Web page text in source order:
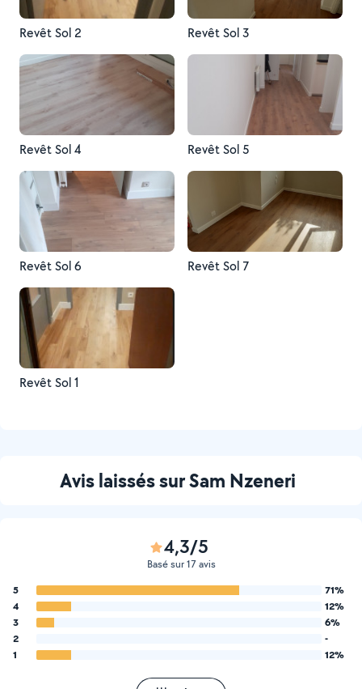
Revêt Sol 2 Revêt Sol 3
Revêt Sol 4 Revêt Sol 5
Revêt Sol 6 Revêt Sol 7
Revêt Sol 1
Avis laissés sur Sam Nzeneri
4,3/5
Basé sur 17 avis
5
71%
4
12%
3
6%
2
-
1
12%